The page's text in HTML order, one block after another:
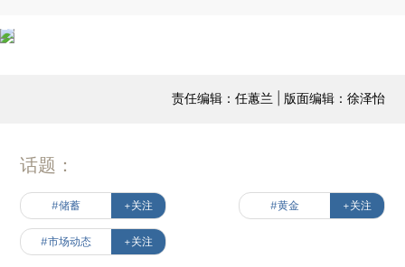
责任编辑：任蕙兰 | 版面编辑：徐泽怡
话题：
#储蓄 +关注 #黄金 +关注
#市场动态 +关注